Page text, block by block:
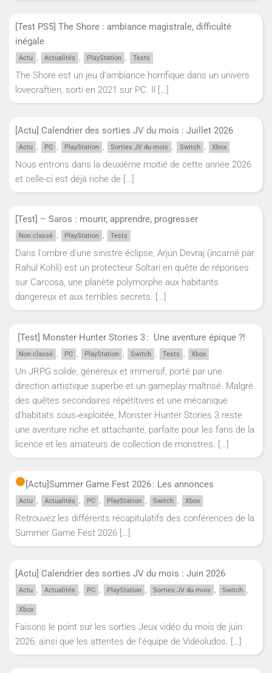
[Test PS5] The Shore : ambiance magistrale, difficulté
inégale
Actu , Actualités , PlayStation , Tests
The Shore est un jeu d’ambiance horrifique dans un univers
lovecraftien, sorti en 2021 sur PC. Il […]
[Actu] Calendrier des sorties JV du mois : Juillet 2026
Actu , PC , PlayStation , Sorties JV du mois , Switch , Xbox
Nous entrons dans la deuxième moitié de cette année 2026
et celle-ci est déjà riche de […]
[Test] – Saros : mourir, apprendre, progresser
Non classé , PlayStation , Tests
Dans l'ombre d'une sinistre éclipse, Arjun Devraj (incarné par
Rahul Kohli) est un protecteur Soltari en quête de réponses
sur Carcosa, une planète polymorphe aux habitants
dangereux et aux terribles secrets. […]
[Test] Monster Hunter Stories 3 : Une aventure épique ?!
Non classé , PC , PlayStation , Switch , Tests , Xbox
Un JRPG solide, généreux et immersif, porté par une
direction artistique superbe et un gameplay maîtrisé. Malgré
des quêtes secondaires répétitives et une mécanique
d’habitats sous‑exploitée, Monster Hunter Stories 3 reste
une aventure riche et attachante, parfaite pour les fans de la
licence et les amateurs de collection de monstres. […]
[Actu]Summer Game Fest 2026 : Les annonces
Actu , Actualités , PC , PlayStation , Switch , Xbox
Retrouvez les différents récapitulatifs des conférences de la
Summer Game Fest 2026 […]
[Actu] Calendrier des sorties JV du mois : Juin 2026
Actu , Actualités , PC , PlayStation , Sorties JV du mois , Switch ,
Xbox
Faisons le point sur les sorties Jeux vidéo du mois de juin
2026, ainsi que les attentes de l'équipe de Vidéoludos. […]